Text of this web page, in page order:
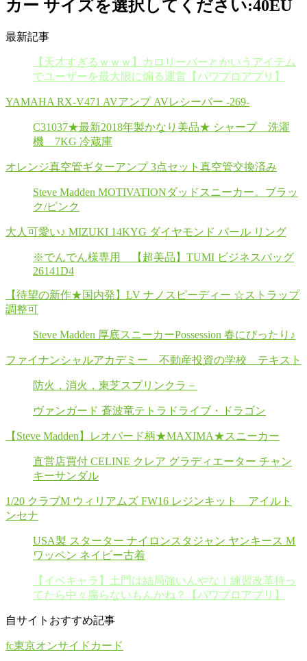
カー サイズを選択してください:40EU
最新記事
【天才すぎるｗｗｗ】カロリーバーとかいうアイテム
でユーザーを最大限に煽る運営【パワプロアプリ】
YAMAHA RX-V471 AVアンプ AVレシーバー -269-
C31037★最新2018年製かなり美品★ シャープ 洗濯
機 7KG 冷蔵庫
オレンジ真空管ギターアンプ 3点セット真空管交換済み
Steve Madden MOTIVATIONダッドスニーカー。ブラッ
ク/ピンク
大人可愛い♪ MIZUKI 14KYG ダイヤモンド パール リング
※でんでん様専用 【超美品】TUMI ビジネスバッグ
26141D4
【待望の新作★国内発】LV ナノスピーディー ☆ストラップ
調整可
Steve Madden 厚底スニーカーPossession 春にぴったり♪
ファイナンシャルアカデミー 不動産投資の学校 テキスト
防火，消火，東芝スプリンクラ－
ヴァンガード 蒼波竜テトラドライブ・ドラゴン
【Steve Madden】レオパード柄★MAXIMA★スニーカー
直営店買付 CELINE クレア グラディエーター チャン
キーサンダル
1/20 クラブM ウィリアムズ FW16 レジンキット アイルト
ンセナ
USA製 スターター ナイロンスタジャン ヤンキース M
ワッペン ネイビー古着
【イベキャラ】土門は結局強いんやな！練習改革持っ
てたら中々腐らないもんかね？【パワプロアプリ】
自サイトおすすめ記事
fc東京オンサイドカード